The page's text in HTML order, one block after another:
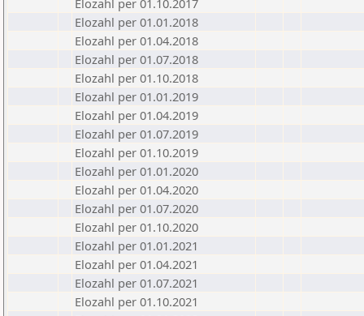
Elozahl per 01.10.2017
Elozahl per 01.01.2018
Elozahl per 01.04.2018
Elozahl per 01.07.2018
Elozahl per 01.10.2018
Elozahl per 01.01.2019
Elozahl per 01.04.2019
Elozahl per 01.07.2019
Elozahl per 01.10.2019
Elozahl per 01.01.2020
Elozahl per 01.04.2020
Elozahl per 01.07.2020
Elozahl per 01.10.2020
Elozahl per 01.01.2021
Elozahl per 01.04.2021
Elozahl per 01.07.2021
Elozahl per 01.10.2021